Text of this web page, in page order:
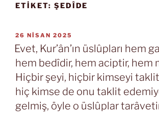
ETIKET: ŞEDÎDE
YAYIM
TARIHI
26 NISAN 2025
Evet, Kur’ân’ın üslûpları hem
hem bedîdir, hem aciptir, hem
Hiçbir şeyi, hiçbir kimseyi
hiç kimse de onu taklit
gelmiş, öyle o üslûplar